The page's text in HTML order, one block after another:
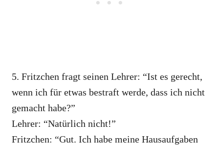
5. Fritzchen fragt seinen Lehrer: “Ist es gerecht,
wenn ich für etwas bestraft werde, dass ich nicht
gemacht habe?”
Lehrer: “Natürlich nicht!”
Fritzchen: “Gut. Ich habe meine Hausaufgaben